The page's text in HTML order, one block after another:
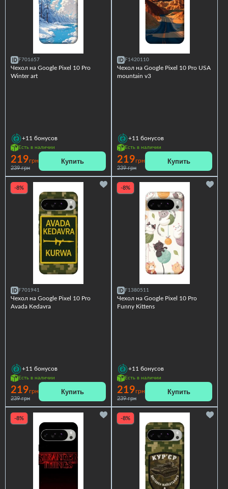
F701657
Чехол на Google Pixel 10 Pro
Winter art
+11 бонусов
Есть в наличии
219грн
239 грн
Купить
F1420110
Чехол на Google Pixel 10 Pro USA
mountain v3
+11 бонусов
Есть в наличии
219грн
239 грн
Купить
-8%
F701941
Чехол на Google Pixel 10 Pro
Avada Kedavra
+11 бонусов
Есть в наличии
219грн
239 грн
Купить
-8%
F1380511
Чехол на Google Pixel 10 Pro
Funny Kittens
+11 бонусов
Есть в наличии
219грн
239 грн
Купить
-8% -8%